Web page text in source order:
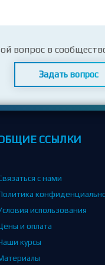
вопрос в
Задать вопрос
ССЫЛКИ
с нами
использования
и оплата
курсы